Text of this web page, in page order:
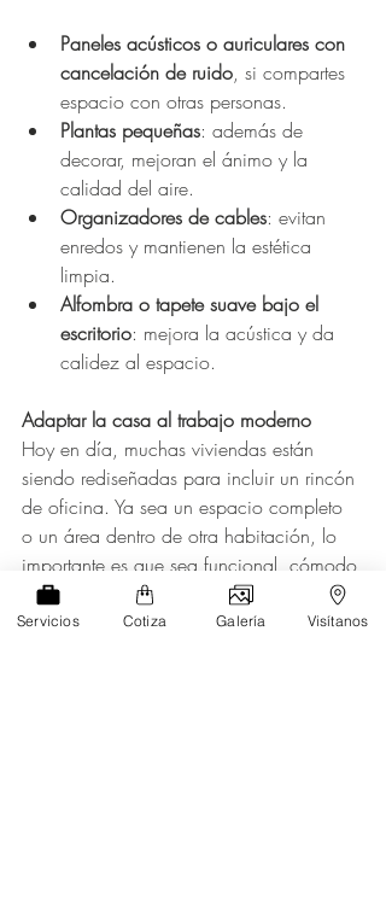
Paneles acústicos o auriculares con
cancelación de ruido, si compartes
espacio con otras personas.
Plantas pequeñas: además de
decorar, mejoran el ánimo y la
calidad del aire.
Organizadores de cables: evitan
enredos y mantienen la estética
limpia.
Alfombra o tapete suave bajo el
escritorio: mejora la acústica y da
calidez al espacio.
Adaptar la casa al trabajo moderno
Hoy en día, muchas viviendas están
siendo rediseñadas para incluir un rincón
de oficina. Ya sea un espacio completo
o un área dentro de otra habitación, lo
importante es que sea funcional, cómodo
y esté pensado para el uso diario.
Servicios Cotiza Galería Visítanos